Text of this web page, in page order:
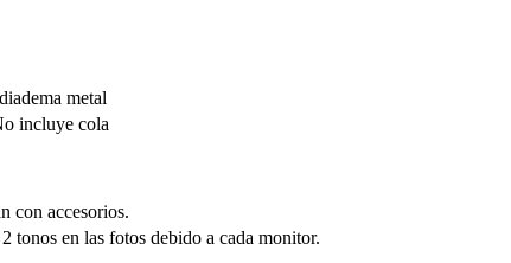
metal
incluye cola
con accesorios.
tonos en las fotos debido a cada monitor.